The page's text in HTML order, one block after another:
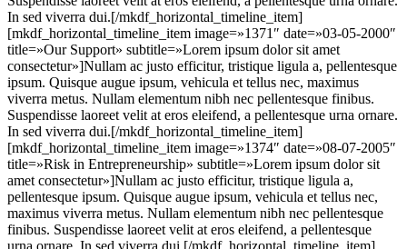
In sed viverra dui.[/mkdf_horizontal_timeline_item]
[mkdf_horizontal_timeline_item image=»1371″ date=»03-05-2000″
title=»Our Support» subtitle=»Lorem ipsum dolor sit amet
consectetur»]Nullam ac justo efficitur, tristique ligula a, pellentesque
ipsum. Quisque augue ipsum, vehicula et tellus nec, maximus
viverra metus. Nullam elementum nibh nec pellentesque finibus.
Suspendisse laoreet velit at eros eleifend, a pellentesque urna ornare.
In sed viverra dui.[/mkdf_horizontal_timeline_item]
[mkdf_horizontal_timeline_item image=»1374″ date=»08-07-2005″
title=»Risk in Entrepreneurship» subtitle=»Lorem ipsum dolor sit
amet consectetur»]Nullam ac justo efficitur, tristique ligula a,
pellentesque ipsum. Quisque augue ipsum, vehicula et tellus nec,
maximus viverra metus. Nullam elementum nibh nec pellentesque
finibus. Suspendisse laoreet velit at eros eleifend, a pellentesque
urna ornare. In sed viverra dui.[/mkdf_horizontal_timeline_item]